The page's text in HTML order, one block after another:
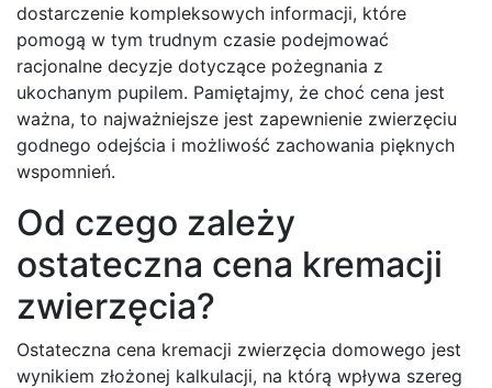
dostarczenie kompleksowych informacji, które
pomogą w tym trudnym czasie podejmować
racjonalne decyzje dotyczące pożegnania z
ukochanym pupilem. Pamiętajmy, że choć cena jest
ważna, to najważniejsze jest zapewnienie zwierzęciu
godnego odejścia i możliwość zachowania pięknych
wspomnień.
Od czego zależy
ostateczna cena kremacji
zwierzęcia?
Ostateczna cena kremacji zwierzęcia domowego jest
wynikiem złożonej kalkulacji, na którą wpływa szereg